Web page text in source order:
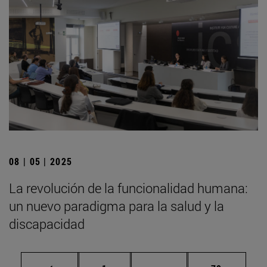
08 | 05 | 2025
La revolución de la funcionalidad humana:
un nuevo paradigma para la salud y la
discapacidad